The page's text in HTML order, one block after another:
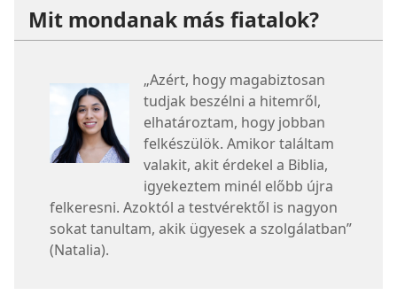
Mit mondanak más fiatalok?
„Azért, hogy magabiztosan
tudjak beszélni a hitemről,
elhatároztam, hogy jobban
felkészülök. Amikor találtam
valakit, akit érdekel a Biblia,
igyekeztem minél előbb újra
felkeresni. Azoktól a testvérektől is nagyon
sokat tanultam, akik ügyesek a szolgálatban”
(Natalia).